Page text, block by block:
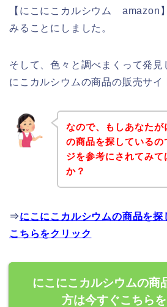
【にこにこカルシウム amazon
みることにしました。
そして、色々と調べまくって発見
にこカルシウムの商品の販売サイ
なので、もしあなたが
の商品を探している
ジを参考にされてみて
か？
⇒にこにこカルシウムの商品を探
こちらをクリック
にこにこカルシウムの商
方は今すぐこちら